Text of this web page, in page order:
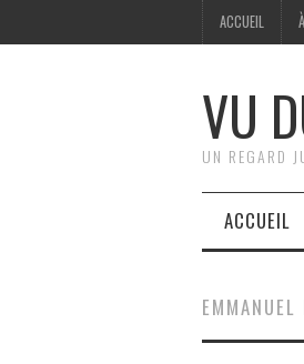
ACCUEIL
VU
UN REGARD
ACCUEIL